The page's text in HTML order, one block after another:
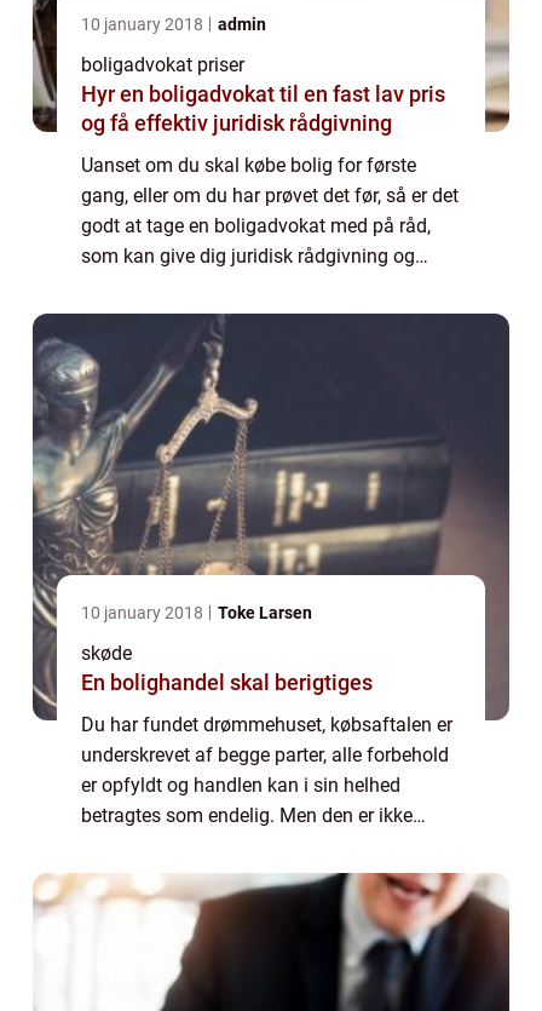
10 january 2018 admin
boligadvokat priser
Hyr en boligadvokat til en fast lav pris
og få effektiv juridisk rådgivning
Uanset om du skal købe bolig for første
gang, eller om du har prøvet det før, så er det
godt at tage en boligadvokat med på råd,
som kan give dig juridisk rådgivning og
10 january 2018 Toke Larsen
skøde
En bolighandel skal berigtiges
Du har fundet drømmehuset, købsaftalen er
underskrevet af begge parter, alle forbehold
er opfyldt og handlen kan i sin helhed
betragtes som endelig. Men den er ikke
er det nemlig k&osl...